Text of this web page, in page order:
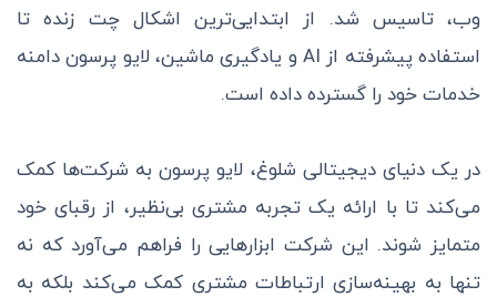
وب، تاسیس شد. از ابتدایی‌ترین اشکال چت زنده تا
استفاده پیشرفته از AI و یادگیری ماشین، لایو پرسون دامنه
خدمات خود را گسترده داده است.
در یک دنیای دیجیتالی شلوغ، لایو پرسون به شرکت‌ها کمک
می‌کند تا با ارائه یک تجربه مشتری بی‌نظیر، از رقبای خود
متمایز شوند. این شرکت ابزارهایی را فراهم می‌آورد که نه
تنها به بهینه‌سازی ارتباطات مشتری کمک می‌کند بلکه به